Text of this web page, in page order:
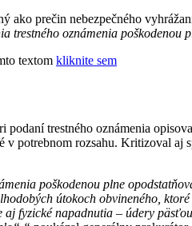
prečin nebezpečného
trestného oznámenia
textom kliknite sem
podaní trestného oznámenia
v potrebnom rozsahu. Kritizoval
poškodenou plne
útokoch obvineného,
fyzické napadnutia – údery